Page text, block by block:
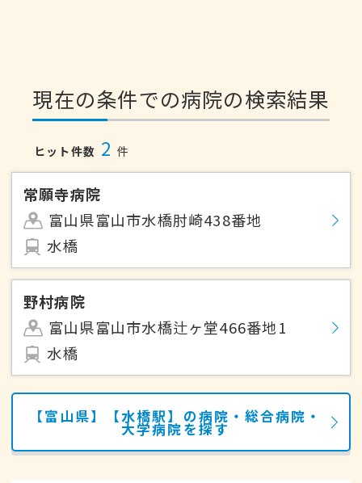
現在の条件での病院の検索結果
ヒット件数 2 件
常願寺病院
富山県富山市水橋肘崎438番地
水橋
野村病院
富山県富山市水橋辻ヶ堂466番地1
水橋
【富山県】【水橋駅】の病院・総合病院・
大学病院を探す